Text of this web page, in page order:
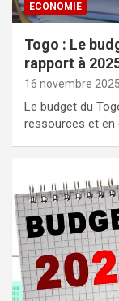
ECONOMIE
Togo : Le
rapport à
16 novembre 2025
Le budget du
ressources et en